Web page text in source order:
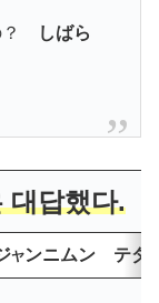
？
しばら
대답했다.
ヤンニムン テダ